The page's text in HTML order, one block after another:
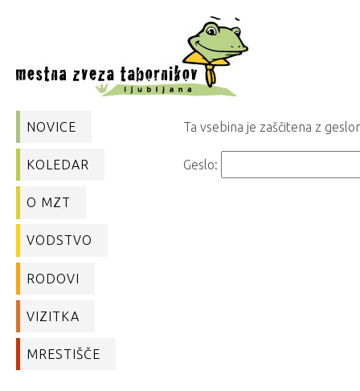
NOVICE
KOLEDAR
O MZT
VODSTVO
RODOVI
VIZITKA
MRESTIŠČE
Ta vsebina je zaščitena z
Geslo: